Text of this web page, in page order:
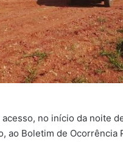
acesso, no início da noite
ao Boletim de Ocorrência